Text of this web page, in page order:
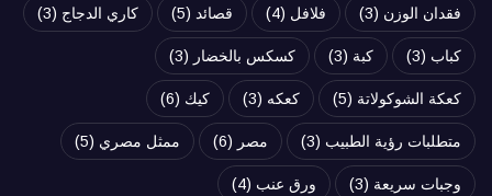
فقدان الوزن (3) فلافل (4) قصائد (5) كاري الدجاج (3)
كباب (3) كبة (3) كسكس بالخضار (3)
كعكة الشوكولاتة (5) كعكه (3) كيك (6)
متطلبات رؤية الطبيب (3) مصر (6) ممثل مصري (5)
وجبات سريعة (3) ورق عنب (4)